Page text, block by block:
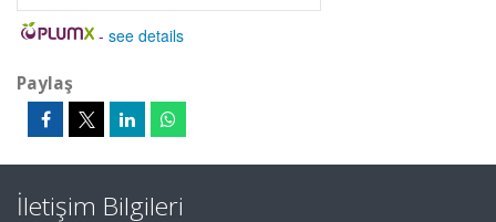
- see details
Paylaş
İletişim Bilgileri